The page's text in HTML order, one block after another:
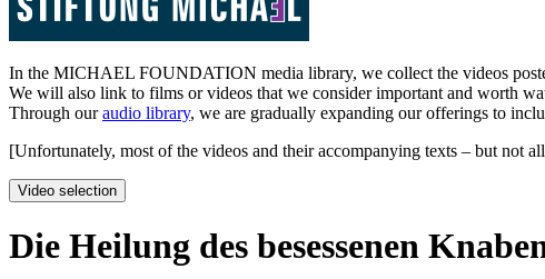
In the MICHAEL FOUNDATION media library, we collect the videos
We will also link to films or videos that we consider important and worth
Through ouraudio library, we are gradually expanding our offerings to
[Unfortunately, most of the videos and their accompanying texts – but not
Video selection
Die Heilung des besessenen